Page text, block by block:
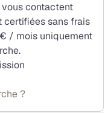
contactent
certifiées sans frais
/ mois uniquement
?